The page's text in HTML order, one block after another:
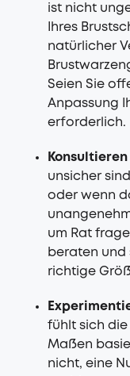
ist nicht
Ihres
natürlicher
Seien Sie
Anpassung
erforderlich.
unsicher
oder wenn
um Rat
beraten und
richtige
fühlt sich
Maßen
nicht, eine